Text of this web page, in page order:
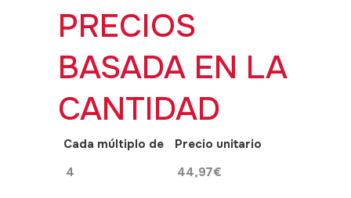
OXD
L
quantity
PRECIOS
BASADA EN LA
CANTIDAD
Cada múltiplo de
Precio unitario
4
44,97€